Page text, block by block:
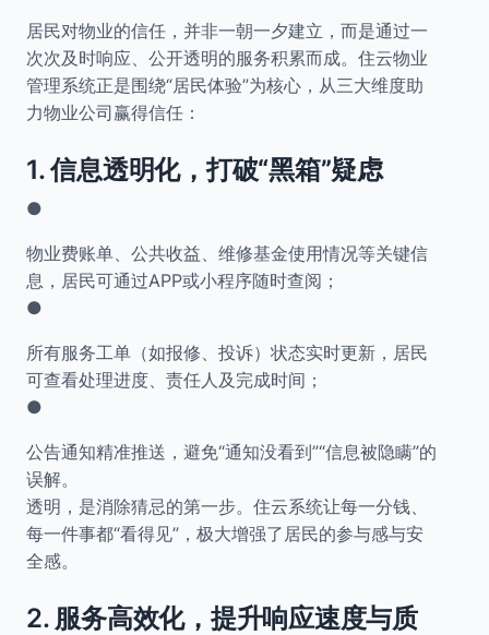
居民对物业的信任，并非一朝一夕建立，而是通过一
次次及时响应、公开透明的服务积累而成。住云物业
管理系统正是围绕“居民体验”为核心，从三大维度助
力物业公司赢得信任：
1.信息透明化，打破“黑箱”疑虑
●
物业费账单、公共收益、维修基金使用情况等关键信
息，居民可通过APP或小程序随时查阅；
●
所有服务工单（如报修、投诉）状态实时更新，居民
可查看处理进度、责任人及完成时间；
●
公告通知精准推送，避免“通知没看到”“信息被隐瞒”的
误解。
透明，是消除猜忌的第一步。住云系统让每一分钱、
每一件事都“看得见”，极大增强了居民的参与感与安
全感。
2. 服务高效化，提升响应速度与质